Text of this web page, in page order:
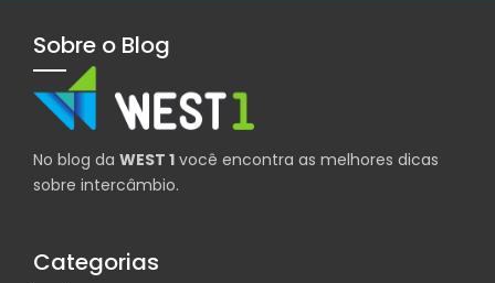
Sobre o Blog
No blog da WEST 1 você encontra as melhores dicas
sobre intercâmbio.
Categorias